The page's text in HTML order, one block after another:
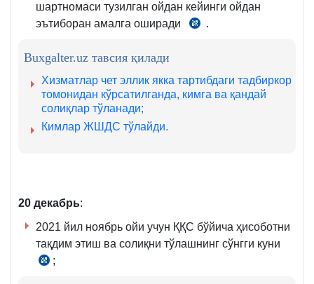
шартномаси тузилган ойдан кейинги ойдан
эътиборан амалга оширади
СК
1
ва
.
Buxgalter.uz тавсия қилади
Хизматлар чет эллик якка тартибдаги тадбиркор
томонидан кўрсатилганда, кимга ва қандай
солиқлар тўланади;
Кимлар ЖШДС тўлайди.
20 декабрь:
2021 йил ноябрь ойи учун ҚҚС бўйича ҳисоботни
тақдим этиш ва солиқни тўлашнинг сўнгги куни
СК
;